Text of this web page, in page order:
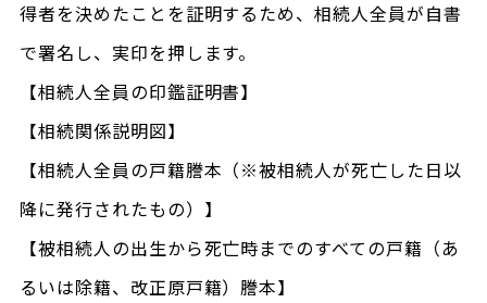
得者を決めたことを証明するため、相続人全員が自書
で署名し、実印を押します。
【相続人全員の印鑑証明書】
【相続関係説明図】
【相続人全員の戸籍謄本（※被相続人が死亡した日以
降に発行されたもの）】
【被相続人の出生から死亡時までのすべての戸籍（あ
るいは除籍、改正原戸籍）謄本】